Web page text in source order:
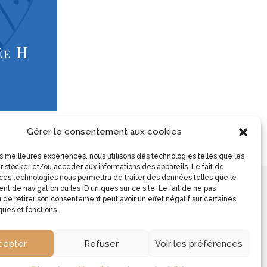
Gérer le consentement aux cookies
meilleures expériences, nous utilisons des technologies telles que les
stocker et/ou accéder aux informations des appareils. Le fait de
technologies nous permettra de traiter des données telles que le
de navigation ou les ID uniques sur ce site. Le fait de ne pas
de retirer son consentement peut avoir un effet négatif sur certaines
et fonctions.
Refuser Voir les préférences
H
plus